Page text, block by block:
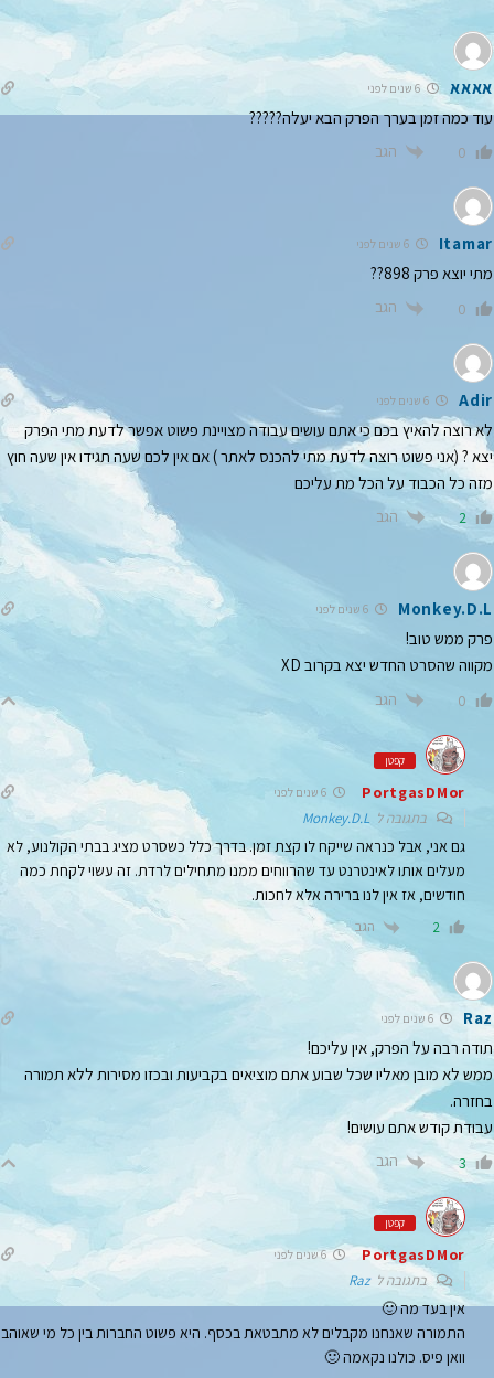
אאאא
עוד כמה זמן בערך הפרק הבא יעלה?????
0 הגב
Itamar 6 שנים לפני
מתי יוצא פרק 898??
0 הגב
Adir
לא רוצה להאיץ בכם כי אתם עושים עבודה מצויינת פשוט אפשר לדעת מתי הפרק
יצא ? (אני פשוט רוצה לדעת מתי להכנס לאתר ) אם אין לכם שעה תגידו אין שעה חוץ
מזה כל הכבוד על הכל מת עליכם
2 הגב
Monkey.D.L
פרק ממש טוב!
מקווה שהסרט החדש יצא בקרוב XD
0 הגב
קפטן
PortgasDMor
בתגובה ל Monkey.D.L
גם אני, אבל כנראה שייקח לו קצת זמן. בדרך כלל כשסרט מציג בבתי הקולנוע, לא
מעלים אותו לאינטרנט עד שהרווחים ממנו מתחילים לרדת. זה עשוי לקחת כמה
חודשים, אז אין לנו ברירה אלא לחכות.
2 הגב
Raz 6 שנים לפני
תודה רבה על הפרק, אין עליכם!
ממש לא מובן מאליו שכל שבוע אתם מוציאים בקביעות ובכזו מסירות ללא תמורה
בחזרה.
עבודת קודש אתם עושים!
3 הגב
קפטן
PortgasDMor 6 שנים לפני
בתגובה לRaz
אין בעד מה 🙂
התמורה שאנחנו מקבלים לא מתבטאת בכסף. היא פשוט החברות בין כל מי שאוהב
וואן פיס. כולנו נקאמה 🙂